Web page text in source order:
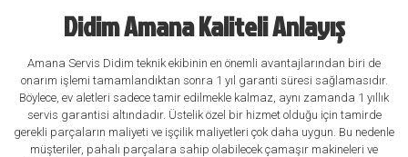
Didim Amana Kaliteli Anlayış
Amana Servis Didim teknik ekibinin en önemli avantajlarından biri de
onarım işlemi tamamlandıktan sonra 1 yıl garanti süresi sağlamasıdır.
Böylece, ev aletleri sadece tamir edilmekle kalmaz, aynı zamanda 1 yıllık
servis garantisi altındadır. Üstelik özel bir hizmet olduğu için tamirde
gerekli parçaların maliyeti ve işçilik maliyetleri çok daha uygun. Bu nedenle
müşteriler, pahalı parçalara sahip olabilecek çamaşır makineleri ve